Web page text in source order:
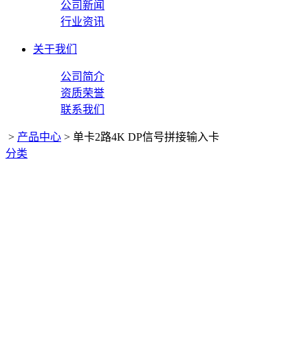
公司新闻
行业资讯
关于我们
公司简介
资质荣誉
联系我们
> 产品中心 > 单卡2路4K DP信号拼接输入卡
分类